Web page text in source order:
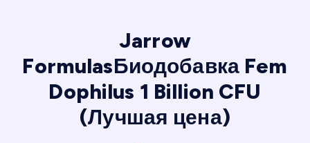
Jarrow
FormulasБиодобавка Fem
Dophilus 1 Billion CFU
(Лучшая цена)